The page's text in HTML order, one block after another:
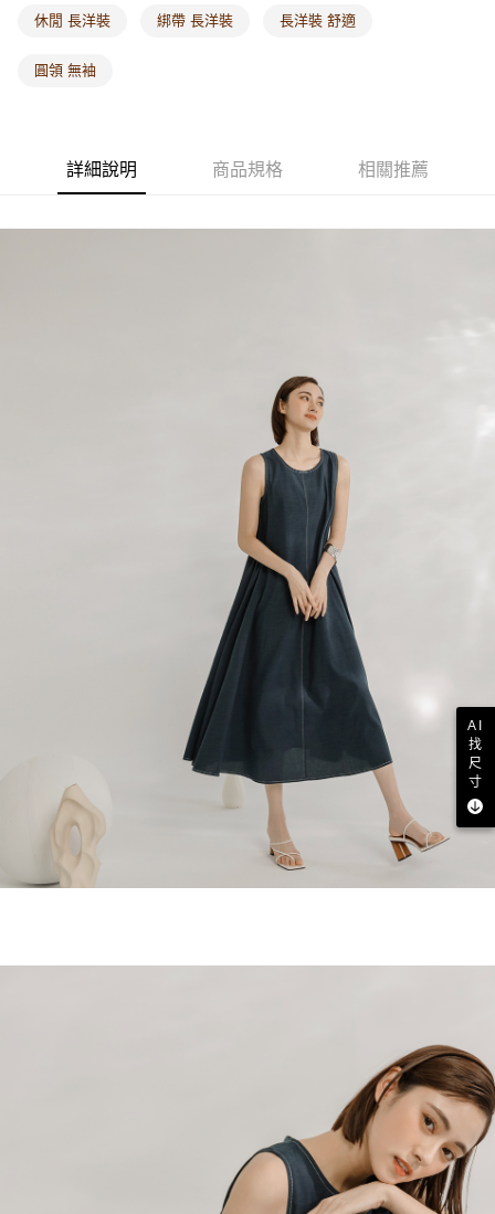
休閒 長洋裝 綁帶 長洋裝 長洋裝 舒適
圓領 無袖
詳細說明 商品規格 相關推薦
AI
找
尺
寸